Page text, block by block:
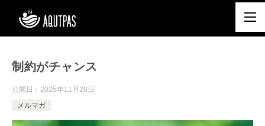
制約がチャンス
公開日： 2025年11月28日
メルマガ